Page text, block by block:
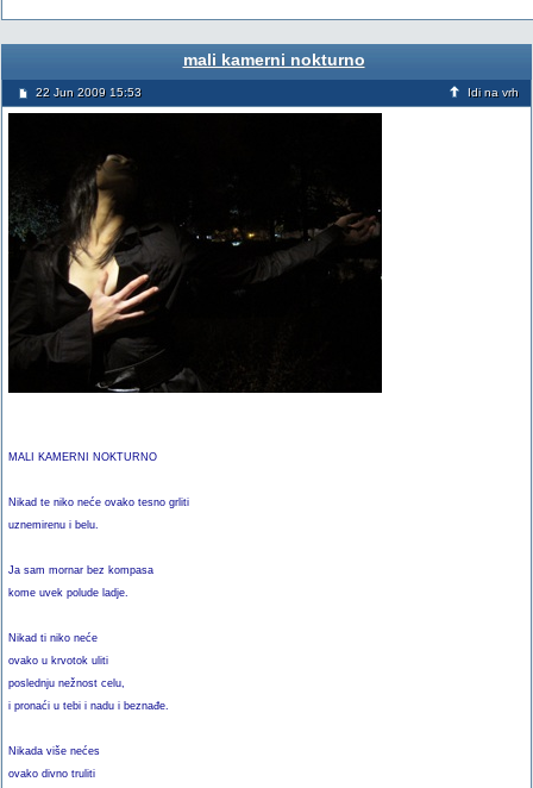
mali kamerni nokturno
22 Jun 2009 15:53 Idi na vrh
MALI KAMERNI NOKTURNO
Nikad te niko neće ovako tesno grliti
uznemirenu i belu.
Ja sam mornar bez kompasa
kome uvek polude ladje.
Nikad ti niko neće
ovako u krvotok uliti
poslednju nežnost celu,
i pronaći u tebi i nadu i beznađe.
Nikada više nećes
ovako divno truliti